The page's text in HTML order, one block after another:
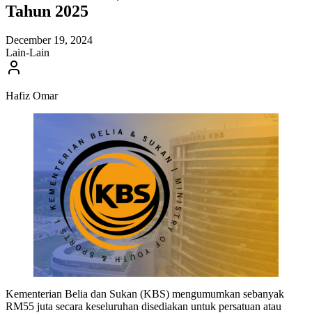
Tahun 2025
December 19, 2024
Lain-Lain
Hafiz Omar
Kementerian Belia dan Sukan (KBS) mengumumkan sebanyak
RM55 juta secara keseluruhan disediakan untuk persatuan atau